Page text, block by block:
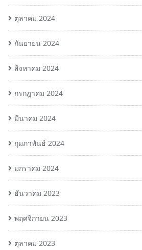
ตุลาคม 2024
กันยายน 2024
สิงหาคม 2024
กรกฎาคม 2024
มีนาคม 2024
กุมภาพันธ์ 2024
มกราคม 2024
ธันวาคม 2023
พฤศจิกายน 2023
ตุลาคม 2023